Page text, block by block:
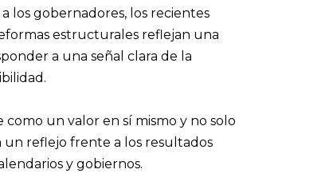
los gobernadores, los recientes
estructurales reflejan una
a una señal clara de la
como un valor en sí mismo y no solo
un reflejo frente a los resultados
y gobiernos.